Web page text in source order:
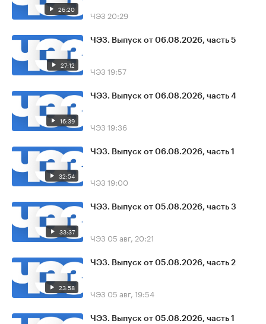
26:20 ЧЭЗ 20:29
27:12
ЧЭЗ. Выпуск от 06.08.2026, часть 5
ЧЭЗ 19:57
16:39
ЧЭЗ. Выпуск от 06.08.2026, часть 4
ЧЭЗ 19:36
32:54
ЧЭЗ. Выпуск от 06.08.2026, часть 1
ЧЭЗ 19:00
33:37
ЧЭЗ. Выпуск от 05.08.2026, часть 3
ЧЭЗ 05 авг, 20:21
23:58
ЧЭЗ. Выпуск от 05.08.2026, часть 2
ЧЭЗ 05 авг, 19:54
ЧЭЗ. Выпуск от 05.08.2026, часть 1